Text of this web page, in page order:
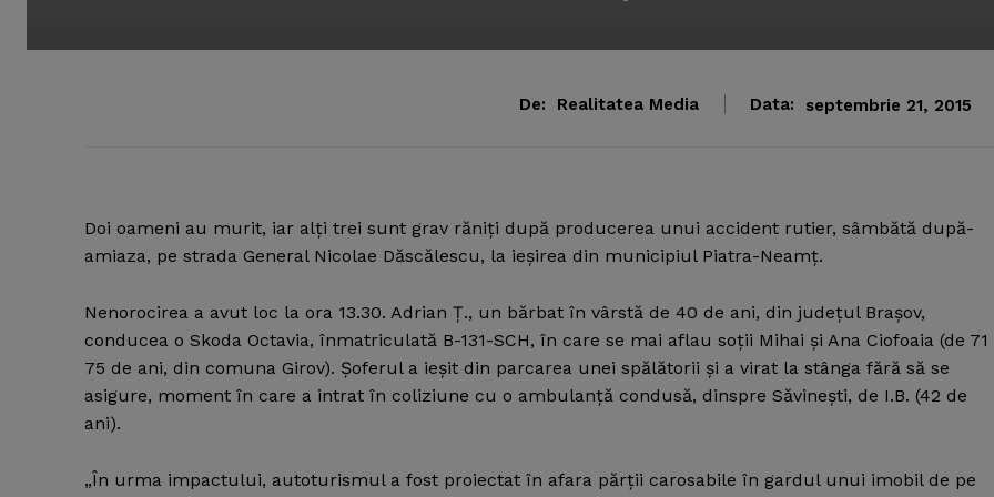
De: Realitatea Media Data: septembrie 21, 2015
Doi oameni au murit, iar alţi trei sunt grav răniţi după producerea unui accident rutier, sâmbătă după-
amiaza, pe strada General Nicolae Dăscălescu, la ieşirea din municipiul Piatra-Neamţ.
Nenorocirea a avut loc la ora 13.30. Adrian Ţ., un bărbat în vârstă de 40 de ani, din judeţul Braşov,
conducea o Skoda Octavia, înmatriculată B-131-SCH, în care se mai aflau soţii Mihai şi Ana Ciofoaia (de 71
75 de ani, din comuna Girov). Şoferul a ieşit din parcarea unei spălătorii şi a virat la stânga fără să se
asigure, moment în care a intrat în coliziune cu o ambulanţă condusă, dinspre Săvineşti, de I.B. (42 de
ani).
„În urma impactului, autoturismul a fost proiectat în afara părţii carosabile în gardul unui imobil de pe